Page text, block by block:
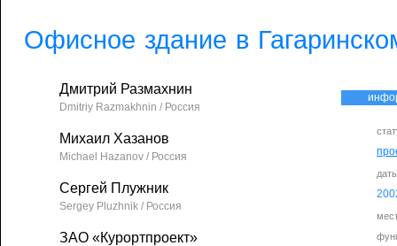
Офисное здание в
Дмитрий Размахнин
Dmitriy Razmakhnin / Россия
Михаил Хазанов
Michael Hazanov / Россия
Сергей Плужник
Sergey Pluzhnik / Россия
ЗАО «Курортпроект»